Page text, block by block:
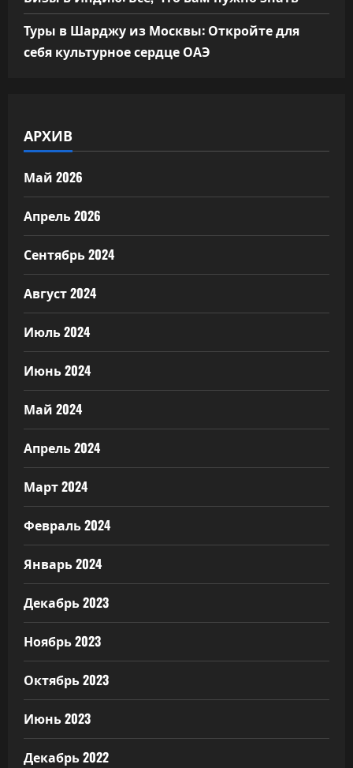
Туры в Шарджу из Москвы: Откройте для
себя культурное сердце ОАЭ
АРХИВ
Май 2026
Апрель 2026
Сентябрь 2024
Август 2024
Июль 2024
Июнь 2024
Май 2024
Апрель 2024
Март 2024
Февраль 2024
Январь 2024
Декабрь 2023
Ноябрь 2023
Октябрь 2023
Июнь 2023
Декабрь 2022